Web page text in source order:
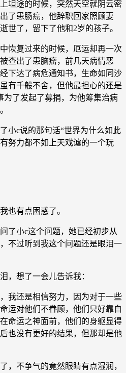
坦途的时候，突然天空就阴云密
了患肠癌，他辞职回家照顾妻
世了，留下了他和2岁的孩子。
复过来的时候，厄运却再一次
查出了患脑瘤，前几天病情恶
下达了病危通知书，生命如同沙
有千般不舍，但他最担心的还是
为了发起了募捐，为他筹集治病
c说的那句话“世界为什么如此
努力都不如上天戏谑的一个玩
有点困惑了。
小c这个问题，她已经初步从
不过听到我这个问题还是眼泪一
想了一会儿告诉我：
还是相信努力，因为对于一些
运对他们不眷顾，他们只好靠自
命运之神面前，他们的身躯显得
也没有更好的结果，但那却是他
不争气的竟然眼睛有点湿润，